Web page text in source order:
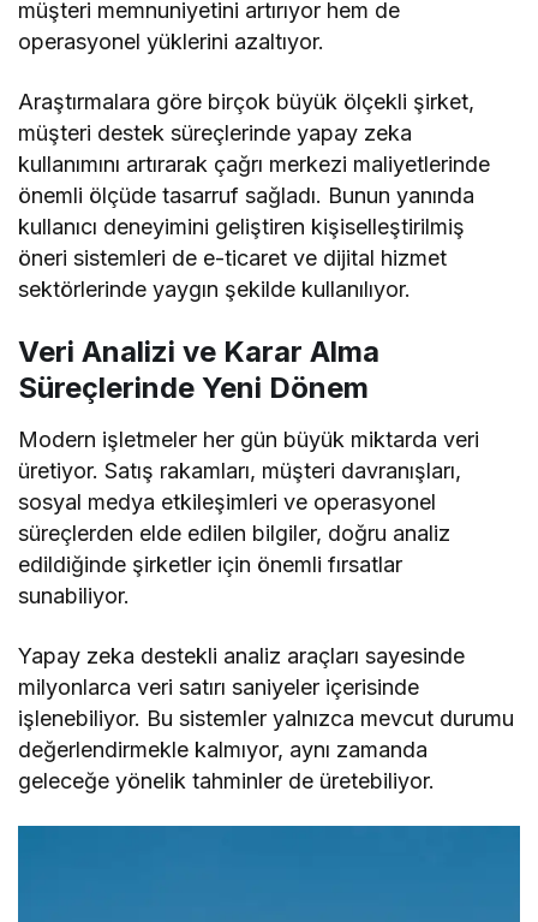
müşteri memnuniyetini artırıyor hem de
operasyonel yüklerini azaltıyor.
Araştırmalara göre birçok büyük ölçekli şirket,
müşteri destek süreçlerinde yapay zeka
kullanımını artırarak çağrı merkezi maliyetlerinde
önemli ölçüde tasarruf sağladı. Bunun yanında
kullanıcı deneyimini geliştiren kişiselleştirilmiş
öneri sistemleri de e-ticaret ve dijital hizmet
sektörlerinde yaygın şekilde kullanılıyor.
Veri Analizi ve Karar Alma
Süreçlerinde Yeni Dönem
Modern işletmeler her gün büyük miktarda veri
üretiyor. Satış rakamları, müşteri davranışları,
sosyal medya etkileşimleri ve operasyonel
süreçlerden elde edilen bilgiler, doğru analiz
edildiğinde şirketler için önemli fırsatlar
sunabiliyor.
Yapay zeka destekli analiz araçları sayesinde
milyonlarca veri satırı saniyeler içerisinde
işlenebiliyor. Bu sistemler yalnızca mevcut durumu
değerlendirmekle kalmıyor, aynı zamanda
geleceğe yönelik tahminler de üretebiliyor.